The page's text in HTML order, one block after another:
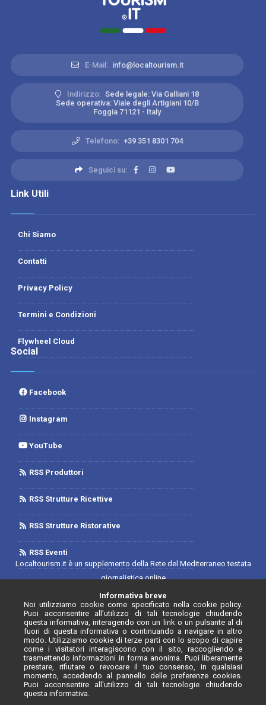
E-Mail: info@localtourism.it
Indirizzo: Sede legale: Via Galliani 18
Sede operativa: Viale degli Artigiani 10/B
Foggia 71121 - Italy
Telefono: +39 351 8301 704
Seguici su:
Link Utili
Chi Siamo
Contatti
Privacy Policy
Termini e Condizioni
Flywheel Cloud
Social
Facebook
Instagram
YouTube
RSS Produttori
RSS Strutture Ricettive
RSS Strutture Ristorative
RSS Eventi
Localtourism.it è un supplemento della Rete del Mediterraneo testata
giornalistica online
Trib. di Foggia n.1893/2019 - Reg. 2/2019- Rete del Mediterraneo
Contratto di Rete Editore
Direttore Responsabile: Luca D'Andrea
Iscrizione Registro degli Operatori di Comunicazione N. 34646 con
provvedimento n. 55 del 20/07/2020
Informativa breve
Noi utilizziamo cookie come specificato nella cookie policy.
Puoi acconsentire all'utilizzo di tali tecnologie chiudendo
questa informativa, interagendo con un link o un pulsante al di
fuori di questa informativa o continuando a navigare in altro
modo. Utilizziamo cookie di terze parti con lo scopo di capire
come i visitatori interagiscono con il sito, raccogliendo e
trasmettendo informazioni in forma anonima. Puoi liberamente
prestare, rifiutare o revocare il tuo consenso, in qualsiasi
momento, accedendo al pannello delle preferenze cookies.
Puoi acconsentire all'utilizzo di tali tecnologie chiudendo
questa informativa.